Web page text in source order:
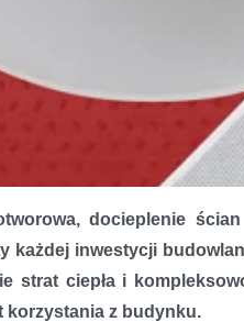
docieplenie
każdej inwestycji
strat ciepła i
korzystania z budynku.